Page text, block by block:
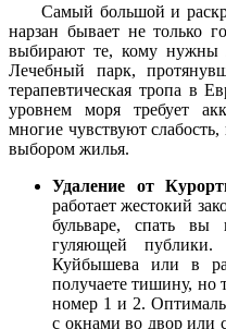
Самый большой и
нарзан бывает не только
выбирают те, кому нужны
Лечебный парк,
терапевтическая тропа в
уровнем моря требует
многие чувствуют
выбором жилья.
Удаление от
работает жестокий
бульваре, спать
гуляющей
Куйбышева или в
получаете тишину, но
номер 1 и 2.
с окнами во двор или